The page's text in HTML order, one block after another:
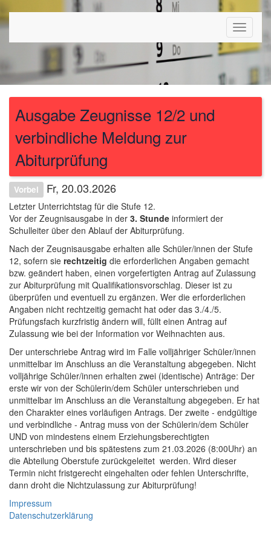
Toggle
Ausgabe Zeugnisse 12/2 und
verbindliche Meldung zur
Abiturprüfung
Vorbei Fr, 20.03.2026
Letzter Unterrichtstag für die Stufe 12.
Vor der Zeugnisausgabe in der 3. Stunde informiert der
Schulleiter über den Ablauf der Abiturprüfung.
Nach der Zeugnisausgabe erhalten alle Schüler/innen der Stufe
12, sofern sie rechtzeitig die erforderlichen Angaben gemacht
bzw. geändert haben, einen vorgefertigten Antrag auf Zulassung
zur Abiturprüfung mit Qualifikationsvorschlag. Dieser ist zu
überprüfen und eventuell zu ergänzen. Wer die erforderlichen
Angaben nicht rechtzeitig gemacht hat oder das 3./4./5.
Prüfungsfach kurzfristig ändern will, füllt einen Antrag auf
Zulassung wie bei der Information vor Weihnachten aus.
Der unterschriebe Antrag wird im Falle volljähriger Schüler/innen
unmittelbar im Anschluss an die Veranstaltung abgegeben. Nicht
volljährige Schüler/innen erhalten zwei (identische) Anträge: Der
erste wir von der Schülerin/dem Schüler unterschrieben und
unmittelbar im Anschluss an die Veranstaltung abgegeben. Er hat
den Charakter eines vorläufigen Antrags. Der zweite - endgültige
und verbindliche - Antrag muss von der Schülerin/dem Schüler
UND von mindestens einem Erziehungsberechtigten
unterschrieben und bis spätestens zum 21.03.2026 (8:00Uhr) an
die Abteilung Oberstufe zurückgeleitet werden. Wird dieser
Termin nicht fristgerecht eingehalten oder fehlen Unterschrifte,
dann droht die Nichtzulassung zur Abiturprüfung!
Impressum
Datenschutzerklärung